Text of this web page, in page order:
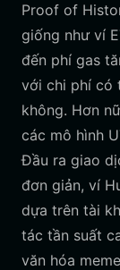
Proof of
giống như ví
đến phí gas
với chi phí có
không. Hơn
các mô hình
Đầu ra giao
đơn giản, ví
dựa trên tài
tác tần suất
văn hóa